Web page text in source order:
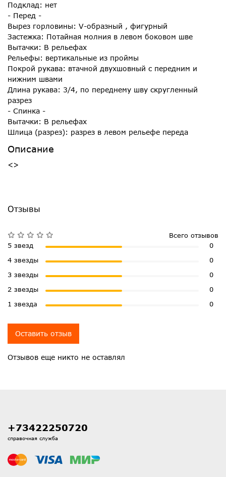
Подклад: нет
- Перед -
Вырез горловины: V-образный , фигурный
Застежка: Потайная молния в левом боковом шве
Вытачки: В рельефах
Рельефы: вертикальные из проймы
Покрой рукава: втачной двухшовный с передним и
нижним швами
Длина рукава: 3/4, по переднему шву скругленный
разрез
- Спинка -
Вытачки: В рельефах
Шлица (разрез): разрез в левом рельефе переда
Описание
<>
Отзывы
Отзывов еще никто не оставлял
Всего отзывов
5 звезд
0
4 звезды
0
3 звезды
0
2 звезды
0
1 звезда
0
Оставить отзыв
+73422250720
справочная служба